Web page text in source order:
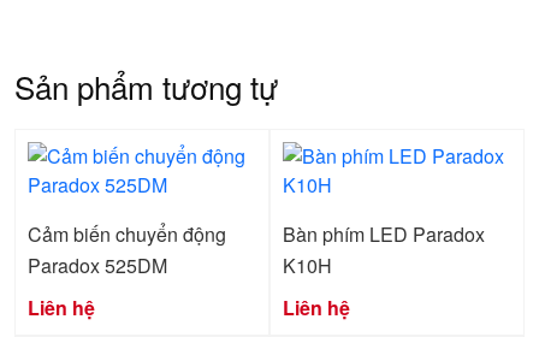
Sản phẩm tương tự
Cảm biến chuyển động
Paradox 525DM
Liên hệ
Bàn phím LED Paradox
K10H
Liên hệ